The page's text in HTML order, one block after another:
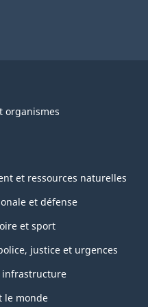
organismes
et ressources naturelles
et défense
et sport
justice et urgences
infrastructure
le monde